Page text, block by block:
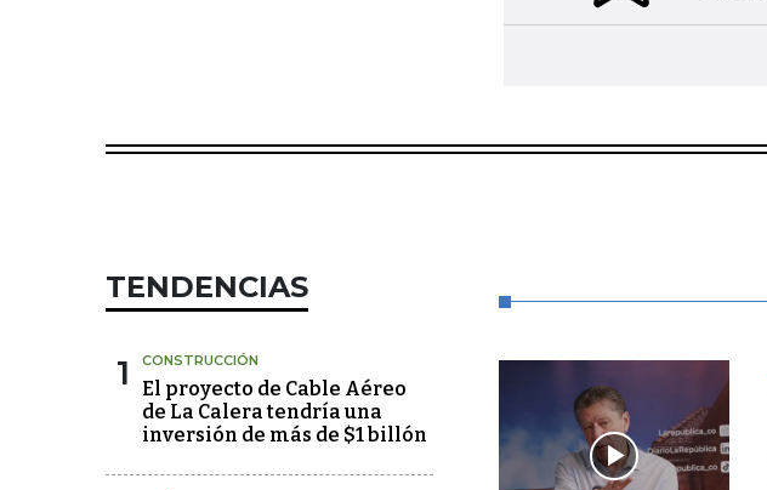
TENDENCIAS
1 CONSTRUCCIÓN
El proyecto de Cable Aéreo
de La Calera tendría una
inversión de más de $1 billón